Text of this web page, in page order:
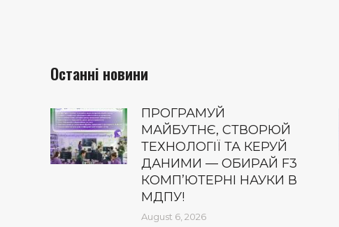
Останні новини
ПРОГРАМУЙ
МАЙБУТНЄ, СТВОРЮЙ
ТЕХНОЛОГІЇ ТА КЕРУЙ
ДАНИМИ — ОБИРАЙ F3
КОМП’ЮТЕРНІ НАУКИ В
МДПУ!
August 6, 2026